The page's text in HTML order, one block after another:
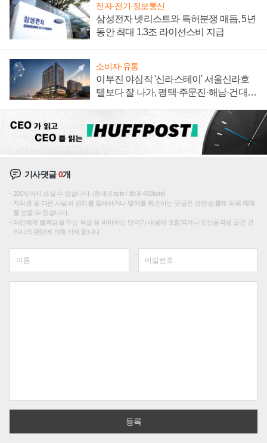
전자·전기·정보통신
삼성전자 넷리스트와 특허분쟁 매듭, 5년
동안 최대 1.3조 라이선스비 지급
소비자·유통
이부진 야심작 '신라스테이' 서울신라호
텔보다 잘 나가, 평택·주문진·해남·건대로
기사댓글0개
200자까지 쓰실 수 있습니다. (현재 0 byte / 최대 400byte)
저작권 등 다른 사람의 권리를 침해하거나 명예를 훼손하는 댓글은 관련 법률에 의해 제재
를 받을 수 있습니다.
타인에게 불쾌감을 주는 욕설 등 비하하는 단어가 내용에 포함되거나 인신공격성 글은 관
리자의 판단에 의해 삭제 합니다.